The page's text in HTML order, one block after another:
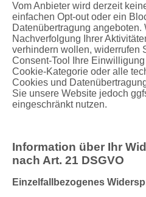
Vom Anbieter wird derzeit
einfachen Opt-out oder ein
Datenübertragung angeboten.
Nachverfolgung Ihrer
verhindern wollen, widerrufen
Consent-Tool Ihre
Cookie-Kategorie oder alle
Cookies und
Sie unsere Website jedoch
eingeschränkt nutzen.
Information über Ihr
nach Art. 21 DSGVO
Einzelfallbezogenes